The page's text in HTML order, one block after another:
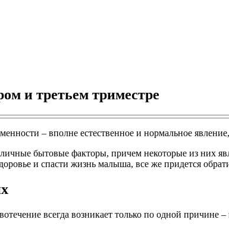
и третьем триместре
– вполне естественное и нормальное
бытовые факторы, причем некоторые из них
и спасти жизнь малыша, все же придется
всегда возникает только по одной